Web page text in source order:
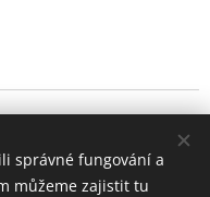
Cookies
správné fungování a
můžeme zajistit tu